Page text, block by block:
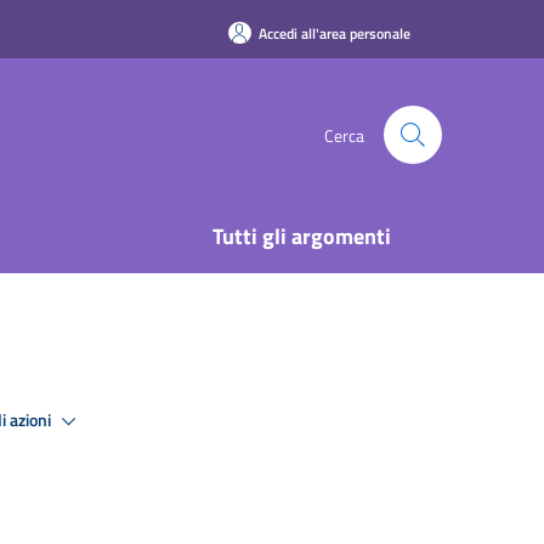
Accedi all'area personale
Cerca
Tutti gli argomenti
azioni